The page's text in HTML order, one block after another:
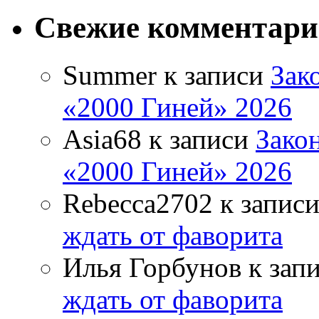
Свежие
Summer к записи
«2000 Гиней» 2026
Asia68 к записи
«2000 Гиней» 2026
Rebecca2702 к
ждать от фаворита
Илья Горбунов к
ждать от фаворита